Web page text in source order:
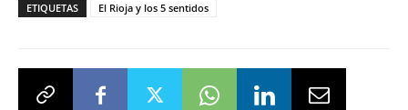
ETIQUETAS El Rioja y los 5 sentidos